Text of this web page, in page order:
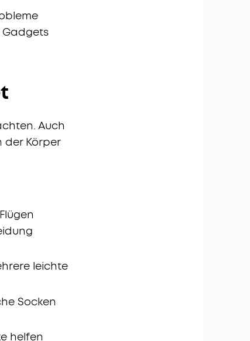
Auch
der Körper
leichte
Socken
helfen